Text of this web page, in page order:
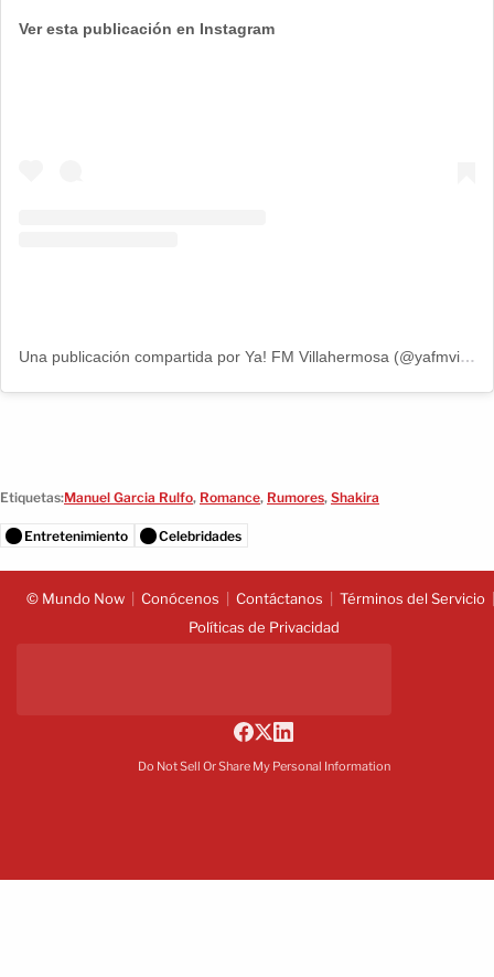
Ver esta publicación en Instagram
Una publicación compartida por Ya! FM Villahermosa (@yafmvillahermosa)
Etiquetas:Manuel Garcia Rulfo, Romance, Rumores, Shakira
Entretenimiento Celebridades
© Mundo Now Conócenos Contáctanos
Términos del Servicio
Políticas de Privacidad
Do Not Sell Or Share My Personal Information